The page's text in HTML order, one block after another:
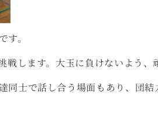
。
します。大玉に負けないよう、
同士で話し合う場面もあり、団結